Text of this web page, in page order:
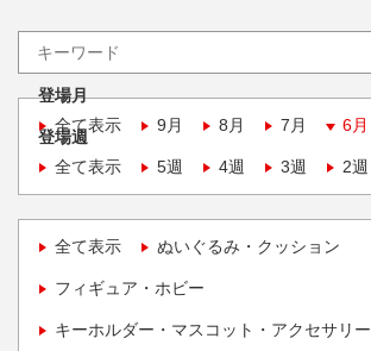
登場月
全て表示
9月 8月 7月 6月
登場週
全て表示
5週 4週 3週 2週
全て表示 ぬいぐるみ・クッション
フィギュア・ホビー
キーホルダー・マスコット・アクセサリー